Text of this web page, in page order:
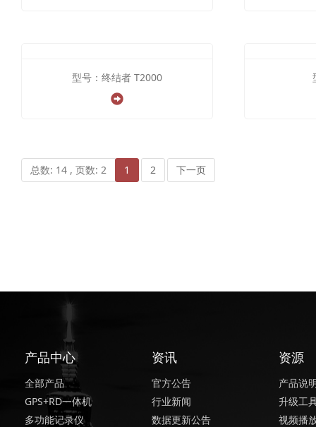
型号：终结者 T2000
总数: 14 , 页数: 2 1 2 下一页
产品中心
全部产品
GPS+RD一体机
多功能记录仪
资讯
官方公告
行业新闻
数据更新公告
资源
产品说
升级工
视频播